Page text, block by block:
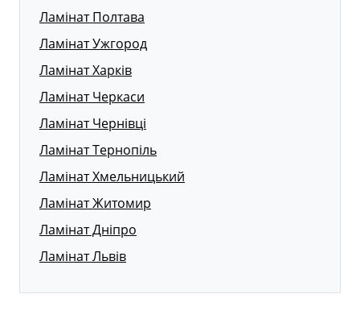
Ламінат Полтава
Ламінат Ужгород
Ламінат Харків
Ламінат Черкаси
Ламінат Чернівці
Ламінат Тернопіль
Ламінат Хмельницький
Ламінат Житомир
Ламінат Дніпро
Ламінат Львів